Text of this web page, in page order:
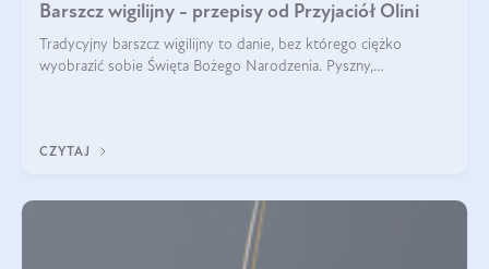
Barszcz wigilijny - przepisy od Przyjaciół Olini
Tradycyjny barszcz wigilijny to danie, bez którego ciężko
wyobrazić sobie Święta Bożego Narodzenia. Pyszny,
CZYTAJ